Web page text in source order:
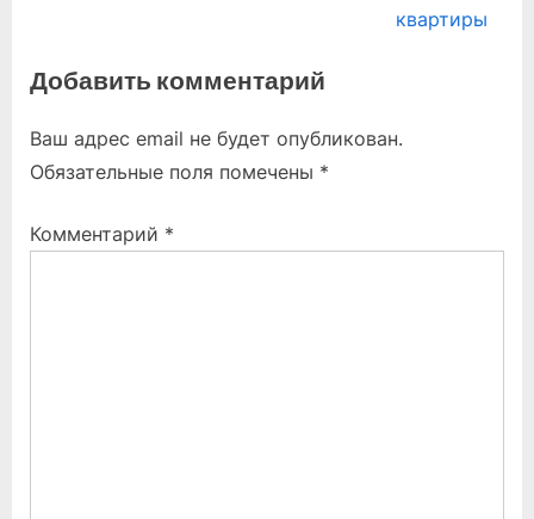
o
s
P
s
t
o
s
:
квартиры
Добавить комментарий
Ваш адрес email не будет опубликован.
Обязательные поля помечены *
Комментарий *